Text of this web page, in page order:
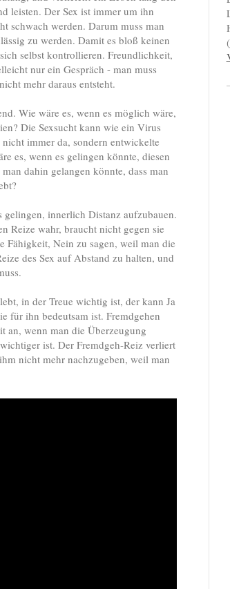
leisten. Der Sex ist immer um ihn
schwach werden. Darum muss man
zu werden. Damit es bloß keinen
selbst kontrollieren. Freundlichkeit,
nur ein Gespräch - man muss
mehr daraus entsteht.
Wie wäre es, wenn es möglich wäre,
Die Sexsucht kann wie ein Virus
immer da, sondern entwickelte
es, wenn es gelingen könnte, diesen
dahin gelangen könnte, dass man
gelingen, innerlich Distanz aufzubauen.
Reize wahr, braucht nicht gegen sie
Fähigkeit, Nein zu sagen, weil man die
des Sex auf Abstand zu halten, und
in der Treue wichtig ist, der kann Ja
für ihn bedeutsam ist. Fremdgehen
an, wenn man die Überzeugung
ist. Der Fremdgeh-Reiz verliert
nicht mehr nachzugeben, weil man
(